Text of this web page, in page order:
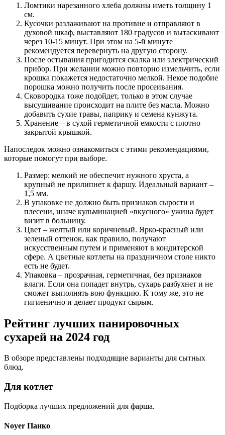
Ломтики нарезанного хлеба должны иметь толщину 1
см.
Кусочки разлаживают на противне и отправляют в
духовой шкаф, выставляют 180 градусов и вытаскивают
через 10-15 минут. При этом на 5-й минуте
рекомендуется перевернуть на другую сторону.
После остывания пригодится скалка или электрический
прибор. При желании можно повторно измельчить, если
крошка покажется недостаточно мелкой. Некое подобие
порошка можно получить после просеивания.
Сковородка тоже подойдет, только в этом случае
высушивание происходит на плите без масла. Можно
добавить сухие травы, паприку и семена кунжута.
Хранение – в сухой герметичной емкости с плотно
закрытой крышкой.
Напоследок можно ознакомиться с этими рекомендациями,
которые помогут при выборе.
Размер: мелкий не обеспечит нужного хруста, а
крупный не прилипнет к фаршу. Идеальный вариант –
1,5 мм.
В упаковке не должно быть признаков сырости и
плесени, иначе кульминацией «вкусного» ужина будет
визит в больницу.
Цвет – желтый или коричневый. Ярко-красный или
зеленый оттенок, как правило, получают
искусственным путем и применяют в кондитерской
сфере. А цветные котлеты на праздничном столе никто
есть не будет.
Упаковка – прозрачная, герметичная, без признаков
влаги. Если она попадет внутрь, сухарь разбухнет и не
сможет выполнять вою функцию. К тому же, это не
гигиенично и делает продукт сырым.
Рейтинг лучших панировочных
сухарей на 2024 год
В обзоре представлены подходящие варианты для сытных
блюд.
Для котлет
Подборка лучших предложений для фарша.
Noyer Панко